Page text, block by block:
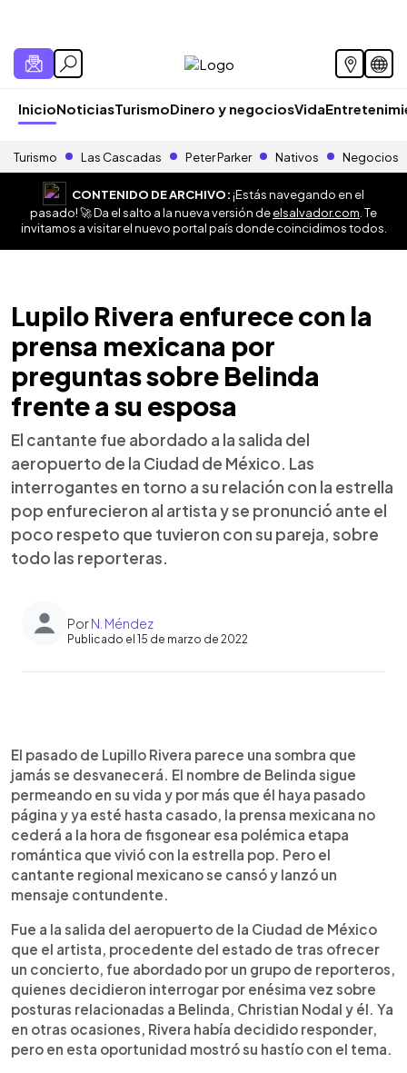
InicioNoticiasTurismoDinero y negociosVida
Turismo Las Cascadas Peter Parker Nativos Negocios
CONTENIDO DE ARCHIVO:¡Estás navegando en el
pasado! 🚀 Da el salto a la nueva versión deelsalvador.com . Te
invitamos a visitar el nuevo portal país donde coincidimos todos.
Lupilo Rivera enfurece con la
prensa mexicana por
preguntas sobre Belinda
frente a su esposa
El cantante fue abordado a la salida del
aeropuerto de la Ciudad de México. Las
interrogantes en torno a su relación con la estrella
pop enfurecieron al artista y se pronunció ante el
poco respeto que tuvieron con su pareja, sobre
todo las reporteras.
PorN. Méndez
Publicado el 15 de marzo de 2022
► Escuchar artículo
El pasado de Lupillo Rivera parece una sombra que
jamás se desvanecerá. El nombre de Belinda sigue
permeando en su vida y por más que él haya pasado
página y ya esté hasta casado, la prensa mexicana no
cederá a la hora de fisgonear esa polémica etapa
romántica que vivió con la estrella pop. Pero el
cantante regional mexicano se cansó y lanzó un
mensaje contundente.
Fue a la salida del aeropuerto de la Ciudad de México
que el artista, procedente del estado de tras ofrecer
un concierto, fue abordado por un grupo de reporteros,
quienes decidieron interrogar por enésima vez sobre
posturas relacionadas a Belinda, Christian Nodal y él. Ya
en otras ocasiones, Rivera había decidido responder,
pero en esta oportunidad mostró su hastío con el tema.